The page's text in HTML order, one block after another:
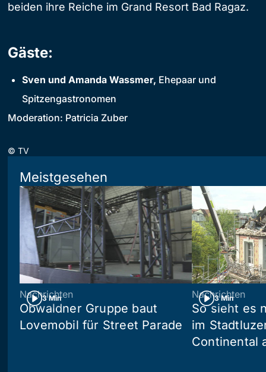
beiden ihre Reiche im Grand Resort Bad Ragaz.
Gäste:
Sven und Amanda Wassmer, Ehepaar und
Spitzengastronomen
Moderation: Patricia Zuber
© TV
Meistgesehen
3 Min
Nachrichten
Obwaldner Gruppe baut
Lovemobil für Street Parade
3 Min
Nachrichten
So sieht es
im
Continental